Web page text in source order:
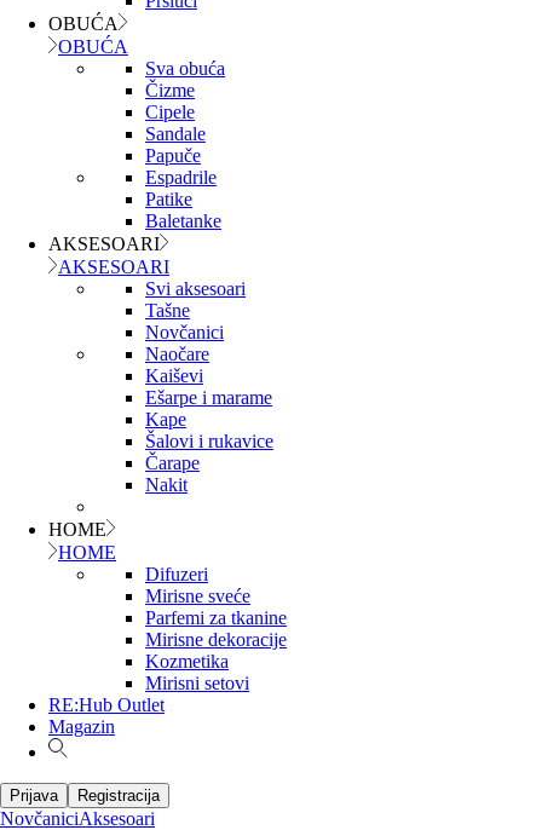
OBUĆA
OBUĆA
Sva obuća
Čizme
Cipele
Sandale
Papuče
Espadrile
Patike
Baletanke
AKSESOARI
AKSESOARI
Svi aksesoari
Tašne
Novčanici
Naočare
Kaiševi
Ešarpe i marame
Kape
Šalovi i rukavice
Čarape
Nakit
HOME
HOME
Difuzeri
Mirisne sveće
Parfemi za tkanine
Mirisne dekoracije
Kozmetika
Mirisni setovi
RE:Hub Outlet
Magazin
Prijava Registracija
NovčaniciAksesoari